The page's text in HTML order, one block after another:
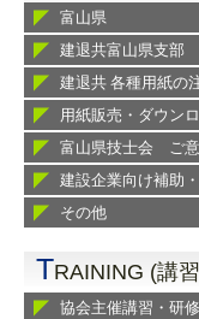
富山県
建退共富山県支部
建退共 各種用紙の
用紙販売・ダウン
富山県技士会 ご
建設企業向け補助
その他
TRAINING (講
協会主催講習・研